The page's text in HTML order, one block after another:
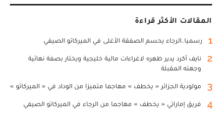
المقالات الأكثر قراءة
1 رسميا..الرجاء يحسم الصفقة الأغلى في الميركاتو الصيفي
2
نايف أكرد يدير ظهره لاغراءات مالية خليجية ويختار بصفة نهائية
وجهته المقبلة
3 مولودية الجزائر « يخطف » مهاجما متميزا من الوداد في « الميركاتو »
4 فريق إماراتي « يخطف » مهاجما من الرجاء في الميركاتو الصيفي